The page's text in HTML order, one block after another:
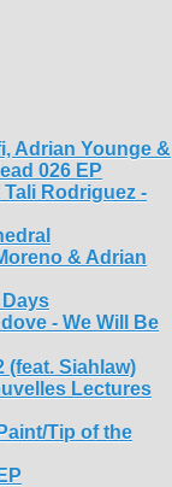
Adrian Younge &
026 EP
Rodriguez -
& Adrian
- We Will Be
(feat. Siahlaw)
Lectures
Tip of the